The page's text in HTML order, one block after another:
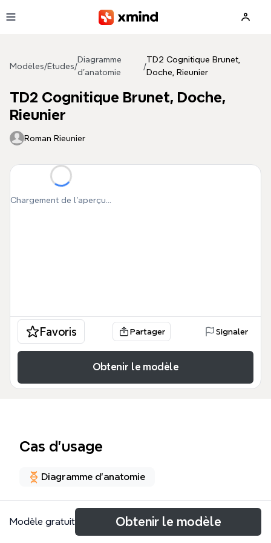
Modèles/Études/
Diagramme
d'anatomie
/
TD2 Cognitique Brunet,
Doche, Rieunier
TD2 Cognitique Brunet, Doche,
Rieunier
Roman Rieunier
Chargement de l'aperçu...
Favoris Partager Signaler
Obtenir le modèle
Cas d’usage
Diagramme d'anatomie
À propos
Modèle gratuit Obtenir le modèle